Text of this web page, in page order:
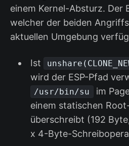
einem Kernel-Absturz. Der
welcher der beiden
aktuellen Umgebung
Ist
wird der ESP-Pfad
/usr/bin/su
im
einem statischen
überschreibt (192
x 4-Byte-